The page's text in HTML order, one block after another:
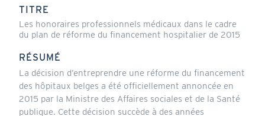
TITRE
Les honoraires professionnels médicaux dans le cadre
du plan de réforme du financement hospitalier de 2015
RÉSUMÉ
La décision d’entreprendre une réforme du financement
des hôpitaux belges a été officiellement annoncée en
2015 par la Ministre des Affaires sociales et de la Santé
publique. Cette décision succède à des années